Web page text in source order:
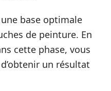
base optimale
de peinture. En
cette phase, vous
un résultat